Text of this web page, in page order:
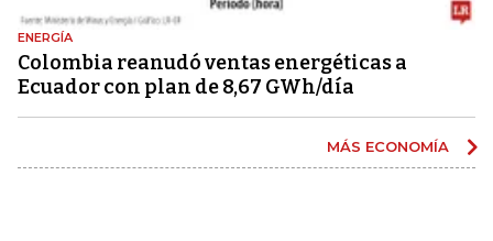
ENERGÍA
Colombia reanudó ventas energéticas a
Ecuador con plan de 8,67 GWh/día
MÁS ECONOMÍA